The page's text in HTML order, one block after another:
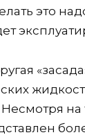
это
на